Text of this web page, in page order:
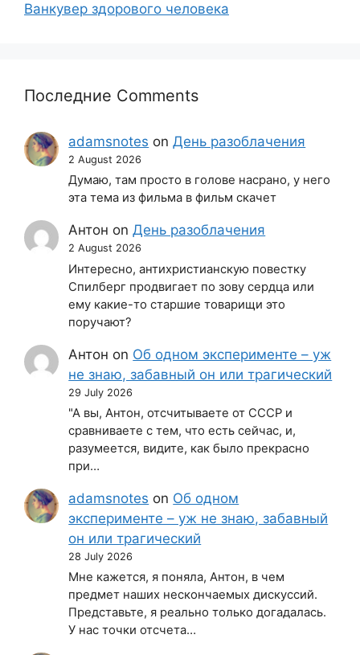
Ванкувер здорового человека
Последние Comments
adamsnotes onДень разоблачения
2 August 2026
Думаю, там просто в голове насрано, у него
эта тема из фильма в фильм скачет
Антон onДень разоблачения
2 August 2026
Интересно, антихристианскую повестку
Спилберг продвигает по зову сердца или
ему какие-то старшие товарищи это
поручают?
Антон on Об одном эксперименте – уж
не знаю, забавный он или трагический
29 July 2026
"А вы, Антон, отсчитываете от СССР и
сравниваете с тем, что есть сейчас, и,
разумеется, видите, как было прекрасно
при…
adamsnotes on Об одном
эксперименте – уж не знаю, забавный
он или трагический
28 July 2026
Мне кажется, я поняла, Антон, в чем
предмет наших нескончаемых дискуссий.
Представьте, я реально только догадалась.
У нас точки отсчета…